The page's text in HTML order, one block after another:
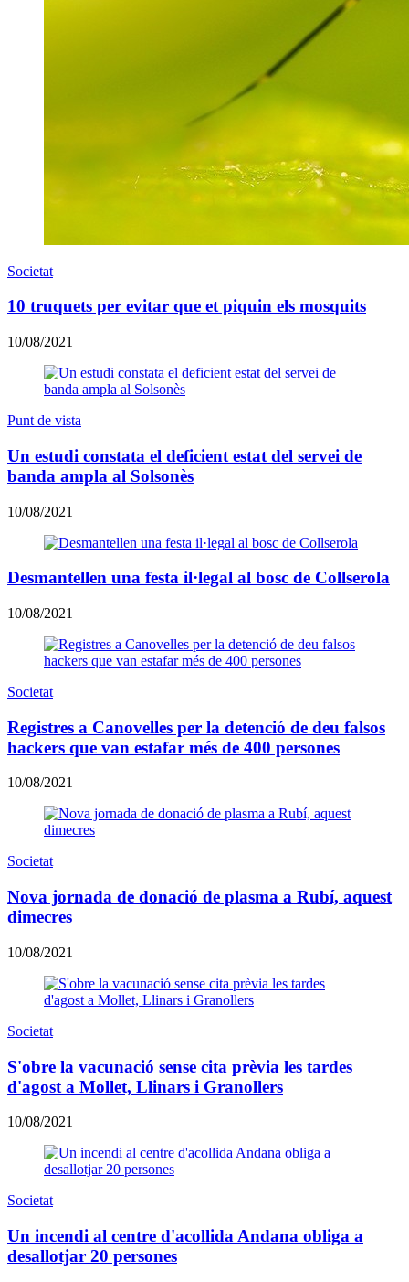
Societat
10 truquets per evitar que et piquin els mosquits
10/08/2021
Punt de vista
Un estudi constata el deficient estat del servei de
banda ampla al Solsonès
10/08/2021
Desmantellen una festa il·legal al bosc de Collserola
10/08/2021
Societat
Registres a Canovelles per la detenció de deu falsos
hackers que van estafar més de 400 persones
10/08/2021
Societat
Nova jornada de donació de plasma a Rubí, aquest
dimecres
10/08/2021
Societat
S'obre la vacunació sense cita prèvia les tardes
d'agost a Mollet, Llinars i Granollers
10/08/2021
Societat
Un incendi al centre d'acollida Andana obliga a
desallotjar 20 persones